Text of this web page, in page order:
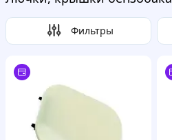
Фильтры